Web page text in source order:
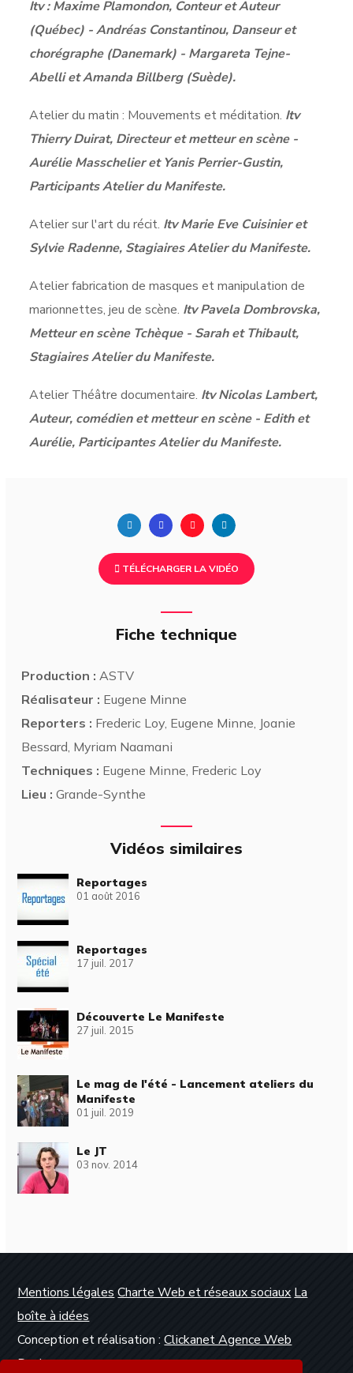
Itv : Maxime Plamondon, Conteur et Auteur
(Québec) - Andréas Constantinou, Danseur et
chorégraphe (Danemark) - Margareta Tejne-
Abelli et Amanda Billberg (Suède).
Atelier du matin : Mouvements et méditation. Itv
Thierry Duirat, Directeur et metteur en scène -
Aurélie Masschelier et Yanis Perrier-Gustin,
Participants Atelier du Manifeste.
Atelier sur l'art du récit. Itv Marie Eve Cuisinier et
Sylvie Radenne, Stagiaires Atelier du Manifeste.
Atelier fabrication de masques et manipulation de
marionnettes, jeu de scène. Itv Pavela Dombrovska,
Metteur en scène Tchèque - Sarah et Thibault,
Stagiaires Atelier du Manifeste.
Atelier Théâtre documentaire. Itv Nicolas Lambert,
Auteur, comédien et metteur en scène - Edith et
Aurélie, Participantes Atelier du Manifeste.
TÉLÉCHARGER LA VIDÉO
Fiche technique
Production : ASTV
Réalisateur : Eugene Minne
Reporters : Frederic Loy, Eugene Minne, Joanie
Bessard, Myriam Naamani
Techniques : Eugene Minne, Frederic Loy
Lieu : Grande-Synthe
Vidéos similaires
Reportages
01 août 2016
Reportages
17 juil. 2017
Découverte Le Manifeste
27 juil. 2015
Le mag de l'été - Lancement ateliers du
Manifeste
01 juil. 2019
Le JT
03 nov. 2014
Mentions légales Charte Web et réseaux sociaux La
boîte à idées
Conception et réalisation :Clickanet Agence Web
Dunkerque